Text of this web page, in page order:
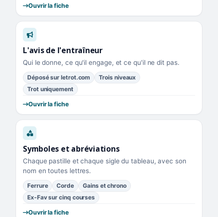
Ouvrir la fiche
L'avis de l'entraîneur
Qui le donne, ce qu'il engage, et ce qu'il ne dit pas.
Déposé sur letrot.com
Trois niveaux
Trot uniquement
Ouvrir la fiche
Symboles et abréviations
Chaque pastille et chaque sigle du tableau, avec son
nom en toutes lettres.
Ferrure Corde
Gains et chrono
Ex-Fav sur cinq courses
Ouvrir la fiche